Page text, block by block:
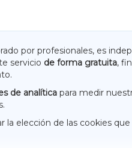
por profesionales, es
servicio de forma gratuita,
de analítica para medir
la elección de las cookies
LUGOXA